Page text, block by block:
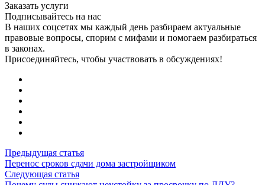
Заказать услуги
Подписывайтесь на нас
В наших соцсетях мы каждый день разбираем актуальные
правовые вопросы, спорим с мифами и помогаем разбираться
в законах.
Присоединяйтесь, чтобы участвовать в обсуждениях!
Предыдущая статья
Перенос сроков сдачи дома застройщиком
Следующая статья